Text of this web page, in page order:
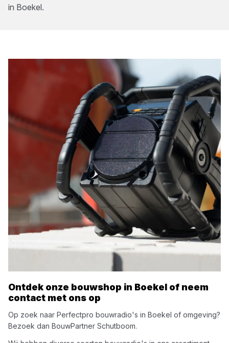
in Boekel.
Ontdek onze bouwshop in Boekel of neem
contact met ons op
Op zoek naar Perfectpro bouwradio's in Boekel of omgeving?
Bezoek dan BouwPartner Schutboom.